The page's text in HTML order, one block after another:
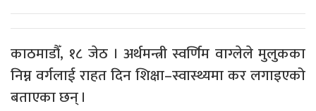
काठमाडौँ, १८ जेठ । अर्थमन्त्री स्वर्णिम वाग्लेले मुलुकका
निम्न वर्गलाई राहत दिन शिक्षा–स्वास्थ्यमा कर लगाइएको
बताएका छन् ।